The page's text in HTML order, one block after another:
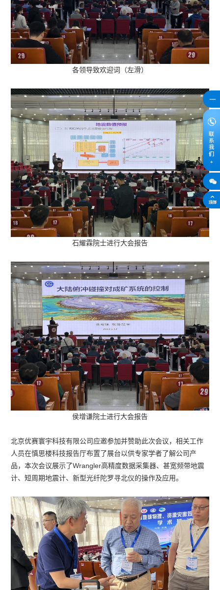
各领导致欢迎词（左滑）
石耀霖院士进行大会报告
侯增谦院士进行大会报告
北京优赛寰宇科技有限公司应邀参加并赞助此次会议，相关工作
人员在慎思楼科技报告厅布置了展台以供专家学者了解公司产
品，本次会议展示了Wrangler高精度数据采集器、甚宽频带地震
计、短周期地震计、新型光纤陀罗寻北仪的操作及应用。